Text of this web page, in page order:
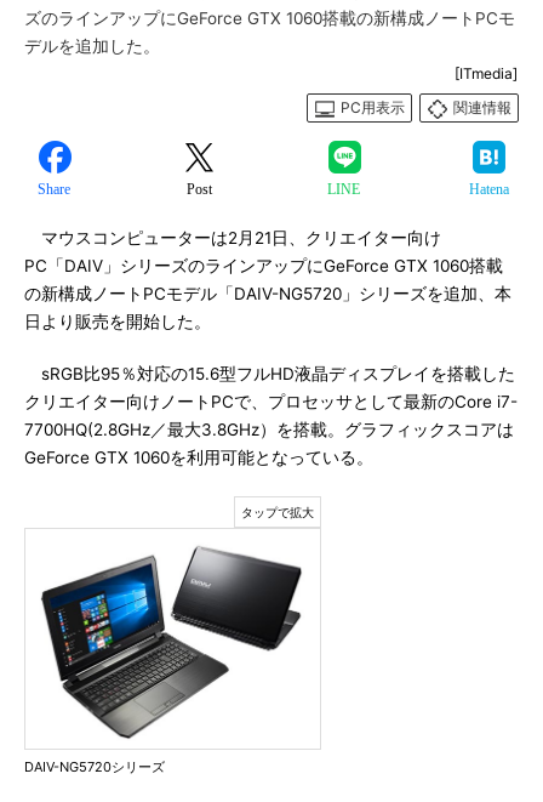
ズのラインアップにGeForce GTX 1060搭載の新構成ノートPCモ
デルを追加した。
[ITmedia]
PC用表示
関連情報
Share Post LINE Hatena
マウスコンピューターは2月21日、クリエイター向け
PC「DAIV」シリーズのラインアップにGeForce GTX 1060搭載
の新構成ノートPCモデル「DAIV-NG5720」シリーズを追加、本
日より販売を開始した。
sRGB比95％対応の15.6型フルHD液晶ディスプレイを搭載した
クリエイター向けノートPCで、プロセッサとして最新のCore i7-
7700HQ(2.8GHz／最大3.8GHz）を搭載。グラフィックスコアは
GeForce GTX 1060を利用可能となっている。
DAIV-NG5720シリーズ